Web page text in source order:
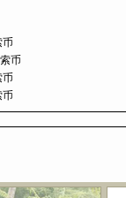
币
币
币
币